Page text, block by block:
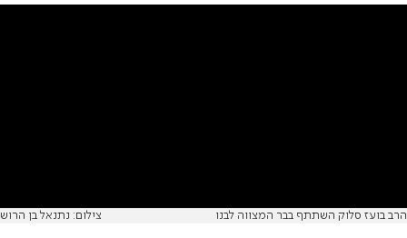
הרב בועז סלוק השתתף בבר המצווה לבנו צילום: נתנאל בן הרוש